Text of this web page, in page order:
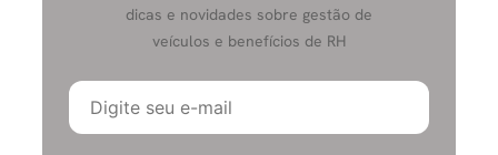
dicas e novidades sobre gestão de
veículos e benefícios de RH